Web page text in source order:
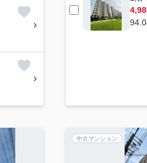
中古マンション